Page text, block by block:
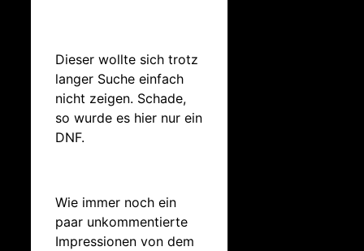
Dieser wollte sich trotz
langer Suche einfach
nicht zeigen. Schade,
so wurde es hier nur ein
DNF.
Wie immer noch ein
paar unkommentierte
Impressionen von dem